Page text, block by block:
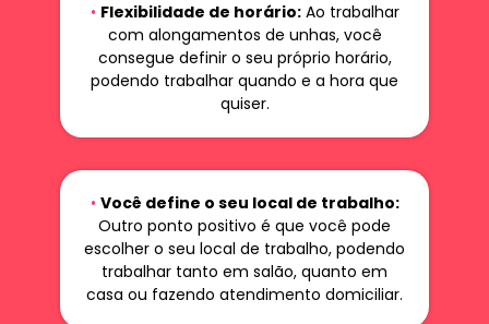
• Flexibilidade de horário:Ao trabalhar
com alongamentos de unhas, você
consegue definir o seu próprio horário,
podendo trabalhar quando e a hora que
quiser.
• Você define o seu local de trabalho:
Outro ponto positivo é que você pode
escolher o seu local de trabalho, podendo
trabalhar tanto em salão, quanto em
casa ou fazendo atendimento domiciliar.